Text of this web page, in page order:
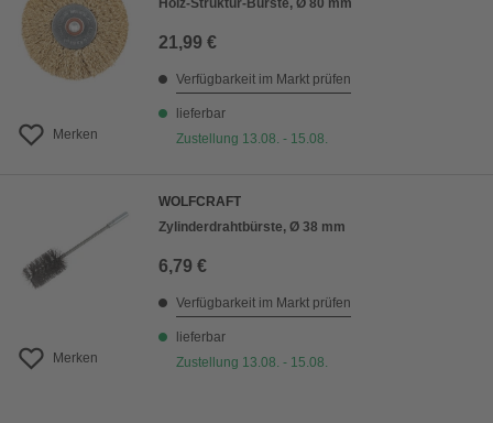
Merken
Holz-Struktur-Bürste, Ø 80 mm
21,99 €
Verfügbarkeit im Markt prüfen
lieferbar
Zustellung 13.08. - 15.08.
Merken
WOLFCRAFT
Zylinderdrahtbürste, Ø 38 mm
6,79 €
Verfügbarkeit im Markt prüfen
lieferbar
Zustellung 13.08. - 15.08.